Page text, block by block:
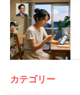
カテゴリー